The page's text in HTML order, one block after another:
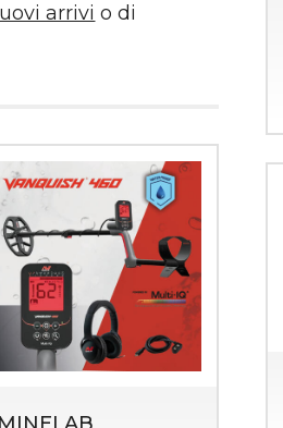
arrivi o di